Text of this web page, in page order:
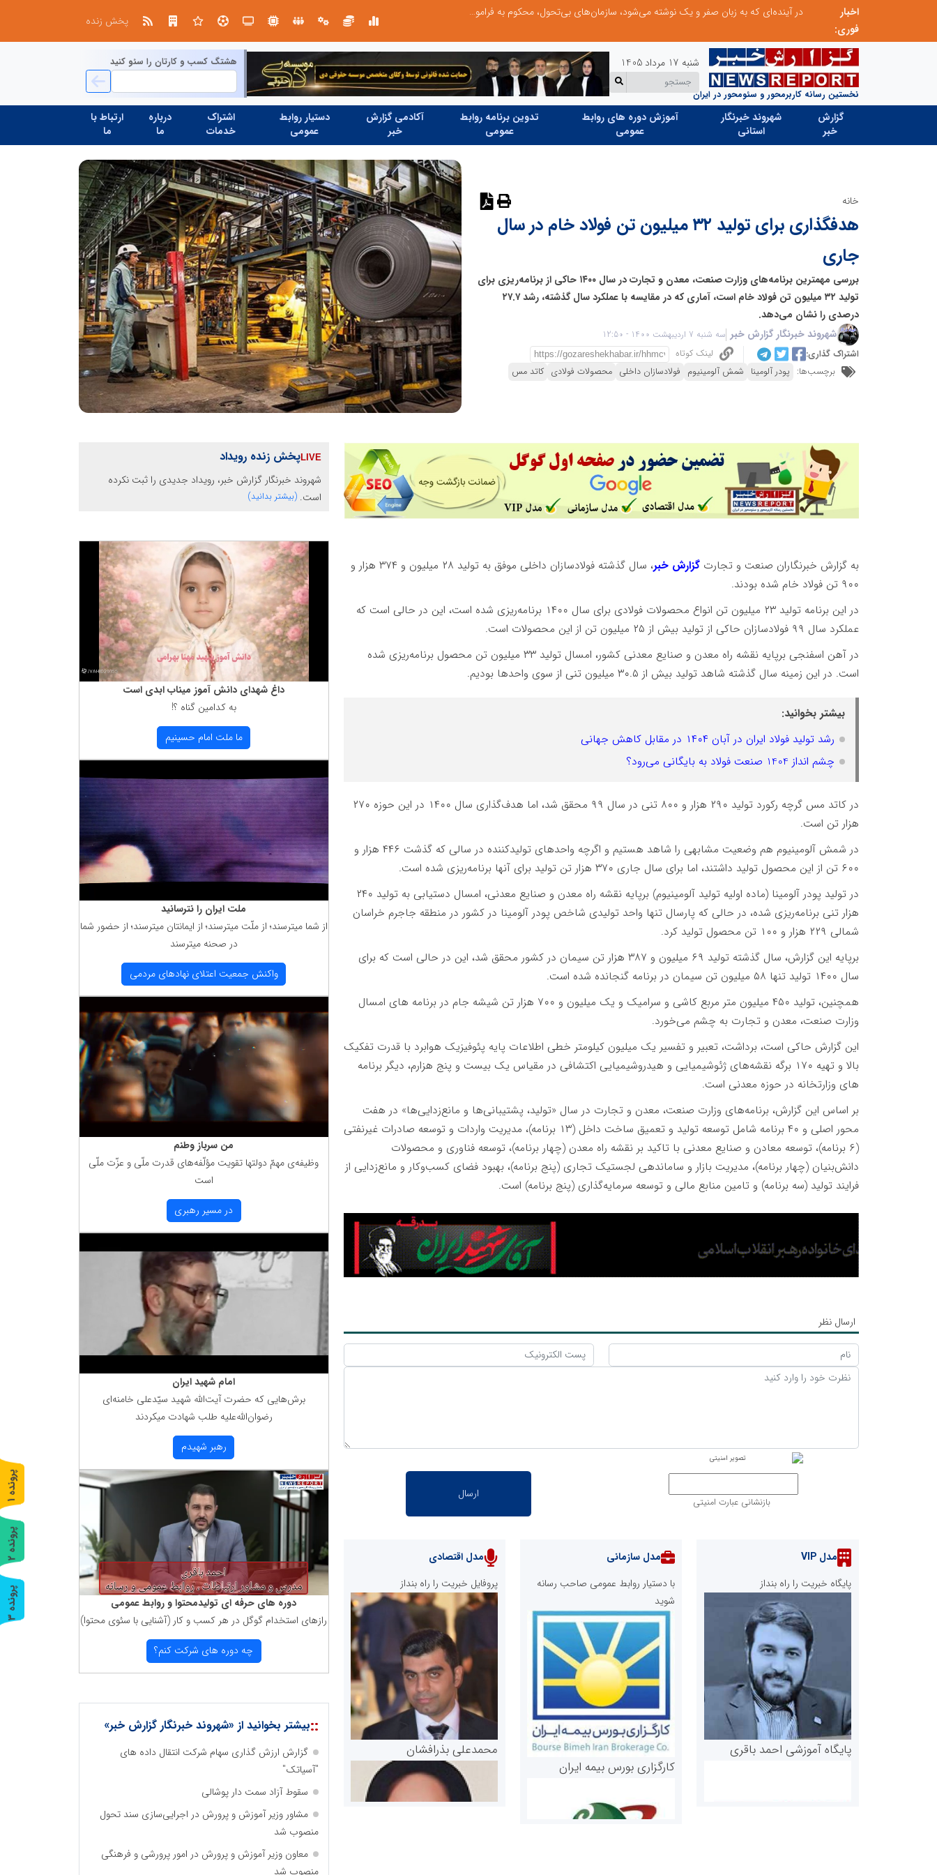
اخبار
فوری:
در آینده‌ای که به زبان صفر و یک نوشته می‌شود، سازمان‌های بی‌تحول، محکوم به فراموشی‌اند نوآوری و یادگیری دیجیتال؛ کلید تحول در مدیریت مدارس فردا
پخش زنده
نخستین رسانه کاربرمحور و سئومحور در ایران
شنبه 17 مرداد 1405 هشتگ کسب و کارتان را سئو کنید
گزارش
خبر
شهروند خبرنگار
استانی
آموزش دوره های روابط
عمومی
تدوین برنامه روابط
عمومی
آکادمی گزارش
خبر
دستیار روابط
عمومی
اشتراک
خدمات
درباره
ما
ارتباط با
ما
خانه
هدفگذاری برای تولید ۳۲ میلیون تن فولاد خام در سال
جاری
بررسی مهمترین برنامه‌های وزارت صنعت، معدن و تجارت در سال ۱۴۰۰ حاکی از برنامه‌ریزی برای
تولید ۳۲ میلیون تن فولاد خام است، آماری که در مقایسه با عملکرد سال گذشته، رشد ۲۷.۷
درصدی را نشان می‌دهد.
شهروند خبرنگار گزارش خبر سه شنبه 7 اردیبهشت 1400 - 12:50
اشتراک گذاری:
لینک کوتاه
برچسب‌ها: پودر آلومینا شمش آلومینیوم فولادسازان داخلی محصولات فولادی کاتد مس
به گزارش خبرنگاران صنعت و تجارت گزارش خبر
، سال گذشته فولادسازان داخلی موفق به تولید ۲۸ میلیون و ۳۷۴ هزار و
۹۰۰ تن فولاد خام شده بودند.
در این برنامه تولید ۲۳ میلیون تن انواع محصولات فولادی برای سال ۱۴۰۰ برنامه‌ریزی شده است، این در حالی است که
عملکرد سال ۹۹ فولادسازان حاکی از تولید بیش از ۲۵ میلیون تن از این محصولات است.
در آهن اسفنجی برپایه نقشه راه معدن و صنایع معدنی کشور، امسال تولید ۳۳ میلیون تن محصول برنامه‌ریزی شده
است. در این زمینه سال گذشته شاهد تولید بیش از ۳۰.۵ میلیون تنی از سوی واحدها بودیم.
بیشتر بخوانید:
رشد تولید فولاد ایران در آبان ۱۴۰۴ در مقابل کاهش جهانی
چشم انداز 1404 صنعت فولاد به بایگانی می‌رود؟
در کاتد مس گرچه رکورد تولید ۲۹۰ هزار و ۸۰۰ تنی در سال ۹۹ محقق شد، اما هدف‌گذاری سال ۱۴۰۰ در این حوزه ۲۷۰
هزار تن است.
در شمش آلومینیوم هم وضعیت مشابهی را شاهد هستیم و اگرچه واحدهای تولیدکننده در سالی که گذشت ۴۴۶ هزار و
۶۰۰ تن از این محصول تولید داشتند، اما برای سال جاری ۳۷۰ هزار تن تولید برای آنها برنامه‌ریزی شده است.
در تولید پودر آلومینا (ماده اولیه تولید آلومینیوم) برپایه نقشه راه معدن و صنایع معدنی، امسال دستیابی به تولید ۲۴۰
هزار تنی برنامه‌ریزی شده، در حالی که پارسال تنها واحد تولیدی شاخص پودر آلومینا در کشور در منطقه جاجرم خراسان
شمالی ۲۲۹ هزار و ۱۰۰ تن محصول تولید کرد.
برپایه این گزارش، سال گذشته تولید ۶۹ میلیون و ۳۸۷ هزار تن سیمان در کشور محقق شد، این در حالی است که برای
سال ۱۴۰۰ تولید تنها ۵۸ میلیون تن سیمان در برنامه گنجانده شده است.
همچنین، تولید ۴۵۰ میلیون متر مربع کاشی و سرامیک و یک میلیون و ۷۰۰ هزار تن شیشه جام در برنامه های امسال
وزارت صنعت، معدن و تجارت به چشم می‌خورد.
این گزارش حاکی است، برداشت، تعبیر و تفسیر یک میلیون کیلومتر خطی اطلاعات پایه پئوفیزیک هوابرد با قدرت تفکیک
بالا و تهیه ۱۷۰ برگه نقشه‌های ژئوشیمیایی و هیدروشیمیایی اکتشافی در مقیاس یک بیست و پنج هزارم، دیگر برنامه
‌های وزارتخانه در حوزه معدنی است.
بر اساس این گزارش، برنامه‌های وزارت صنعت، معدن و تجارت در سال «تولید، پشتیبانی‌ها و مانع‌زدایی‌ها» در هفت
محور اصلی و ۴۰ برنامه شامل توسعه تولید و تعمیق ساخت داخل (۱۳ برنامه)، مدیریت واردات و توسعه صادرات غیرنفتی
(۶ برنامه)، توسعه معادن و صنایع معدنی با تاکید بر نقشه راه معدن (چهار برنامه)، توسعه فناوری و محصولات
دانش‌بنیان (چهار برنامه)، مدیریت بازار و ساماندهی لجستیک تجاری (پنج برنامه)، بهبود فضای کسب‌وکار و مانع‌زدایی از
فرایند تولید (سه برنامه) و تامین منابع مالی و توسعه سرمایه‌گذاری (پنج برنامه) است.
ارسال نظر
بازنشانی عبارت امنیتی
مدل VIP
پایگاه خبریت را راه بنداز
پایگاه آموزشی احمد باقری
مدل سازمانی
با دستیار روابط عمومی صاحب رسانه
شوید
کارگزاری بورس بیمه ایران
مدل اقتصادی
پروفایل خبریت را راه بنداز
محمدعلی بذرافشان
پخش زنده رویداد
شهروند خبرنگار گزارش خبر، رویداد جدیدی را ثبت نکرده
است. (بیشتر بدانید)
داغ شهدای دانش آموز میناب ابدی است
به كدامین گناه ؟!
ما ملت امام حسینیم
ملت ایران را نترسانید
از شما میترسند؛ از ملّت میترسند؛ از ایمانتان میترسند؛ از حضور شما
در صحنه میترسند
واكنش جمعیت اعتلای نهادهای مردمی
من سرباز وطنم
وظیفه‌ی مهمّ دولتها تقویت مؤلّفه‌های قدرت ملّی و عزّت ملّی
است
در مسیر رهبری
امام شهید ایران
برش‌هایی كه حضرت آیت‌الله شهید سیّدعلی خامنه‌ای
رضوان‌الله‌علیه طلب شهادت میكردند
رهبر شهیدم
دوره های حرفه ای تولیدمحتوا و روابط عمومی
رازهای استخدام گوگل در هر كسب و كار (آشنایی با سئوی محتوا)
چه دوره های شركت كنم؟
::بیشتر بخوانید از «شهروند خبرنگار گزارش خبر»
گزارش ارزش گذاری سهام شرکت انتقال داده های
"آسیاتک"
سقوط آزاد سمت دار پوشالی
مشاور وزیر آموزش و پرورش در اجرایی‌سازی سند تحول
منصوب شد
معاون وزیر آموزش و پرورش در امور پرورشی و فرهنگی
منصوب شد
پ
ر
و
ن
د
ه
1
پ
ر
و
ن
د
ه
2
پ
ر
و
ن
د
ه
3